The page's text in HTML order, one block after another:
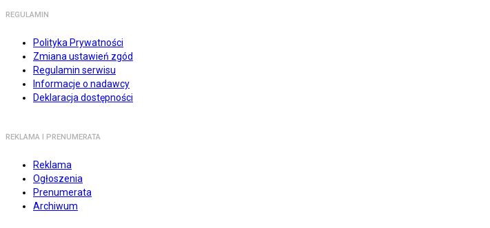
REGULAMIN
Polityka Prywatności
Zmiana ustawień zgód
Regulamin serwisu
Informacje o nadawcy
Deklaracja dostępności
REKLAMA I PRENUMERATA
Reklama
Ogłoszenia
Prenumerata
Archiwum